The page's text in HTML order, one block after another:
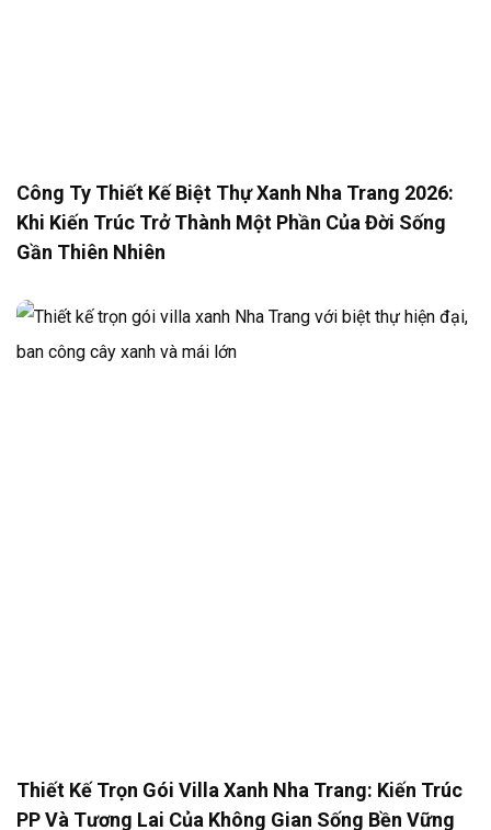
Công Ty Thiết Kế Biệt Thự Xanh Nha Trang 2026:
Khi Kiến Trúc Trở Thành Một Phần Của Đời Sống
Gần Thiên Nhiên
Thiết Kế Trọn Gói Villa Xanh Nha Trang: Kiến Trúc
PP Và Tương Lai Của Không Gian Sống Bền Vững